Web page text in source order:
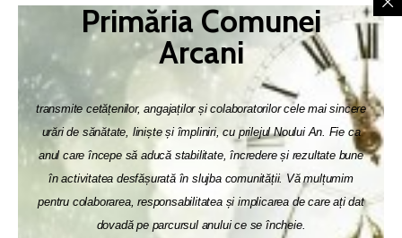
Primăria Comunei
Arcani
transmite cetățenilor, angajaților și colaboratorilor cele mai sincere
urări de sănătate, liniște și împliniri, cu prilejul Noului An. Fie ca
anul care începe să aducă stabilitate, încredere și rezultate bune
în activitatea desfășurată în slujba comunității. Vă mulțumim
pentru colaborarea, responsabilitatea și implicarea de care ați dat
dovadă pe parcursul anului ce se încheie.